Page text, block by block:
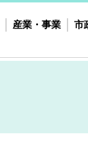
産業・事業 市